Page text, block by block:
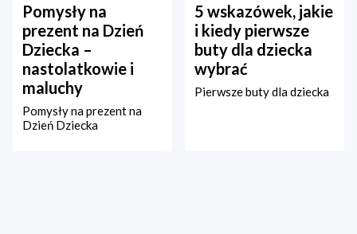
Pomysły na
prezent na Dzień
Dziecka –
nastolatkowie i
maluchy
Pomysły na prezent na
Dzień Dziecka
5 wskazówek, jakie
i kiedy pierwsze
buty dla dziecka
wybrać
Pierwsze buty dla dziecka